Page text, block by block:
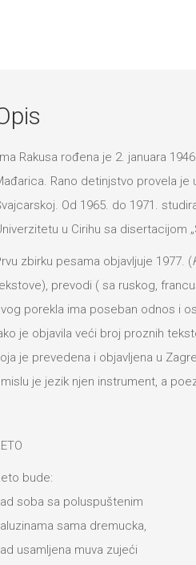
Rakusa rođena je 2. januara
Rano detinjstvo provela je
Od 1965. do 1971.
u Cirihu sa disertacijom
zbirku pesama objavljuje 1977. (
prevodi ( sa ruskog,
porekla ima poseban odnos i
je objavila veći broj proznih
je prevedena i objavljena u
je jezik njen instrument, a
bude:
soba sa poluspuštenim
sama dremucka,
usamljena muva zujeći